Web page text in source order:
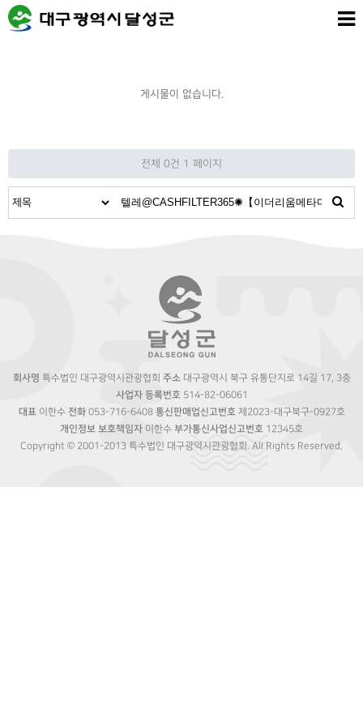
게시물이 없습니다.
전체 0건 1 페이지
회사명 특수법인 대구광역시관광협회 주소대구광역시 북구 유통단지로 14길 17, 3층
사업자 등록번호514-82-06061
대표이한수 전화053-716-6408 통신판매업신고번호제2023-대구북구-0927호
개인정보 보호책임자 이한수 부가통신사업신고번호 12345호
Copyright © 2001-2013 특수법인 대구광역시관광협회. All Rights Reserved.